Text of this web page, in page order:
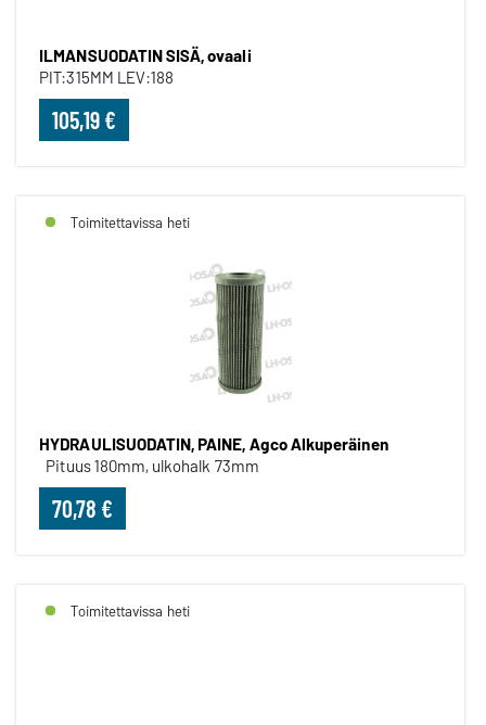
ILMANSUODATIN SISÄ, ovaali
PIT:315MM LEV:188
105,19 €
Toimitettavissa heti
HYDRAULISUODATIN, PAINE, Agco Alkuperäinen
Pituus 180mm, ulkohalk 73mm
70,78 €
Toimitettavissa heti